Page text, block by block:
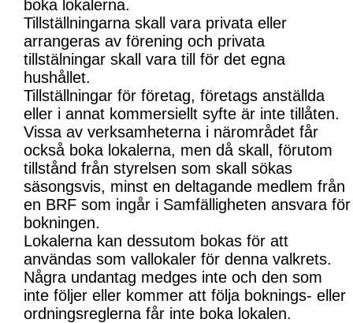
boka lokalerna.
Tillställningarna skall vara privata eller
arrangeras av förening och privata
tillstälningar skall vara till för det egna
hushållet.
Tillställningar för företag, företags anställda
eller i annat kommersiellt syfte är inte tillåten.
Vissa av verksamheterna i närområdet får
också boka lokalerna, men då skall, förutom
tillstånd från styrelsen som skall sökas
säsongsvis, minst en deltagande medlem från
en BRF som ingår i Samfälligheten ansvara för
bokningen.
Lokalerna kan dessutom bokas för att
användas som vallokaler för denna valkrets.
Några undantag medges inte och den som
inte följer eller kommer att följa boknings- eller
ordningsreglerna får inte boka lokalen.